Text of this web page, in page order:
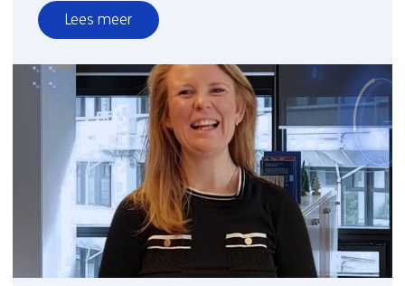
Lees meer
over
Consortium
delen
transportcapaciteit
voor
efficiëntere
duurzamere
logistiek